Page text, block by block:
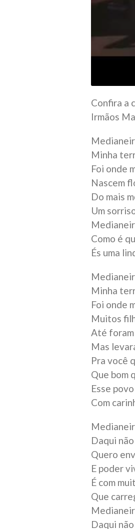
Confira a
Irmãos
Minha
Foi onde
Nascem
Do mais
Um
Como é
És uma
Minha
Foi onde
Muitos
Até foram
Mas
Pra você
Que bom
Esse
Com
Daqui
Quero
E poder
É com
Que
Daqui